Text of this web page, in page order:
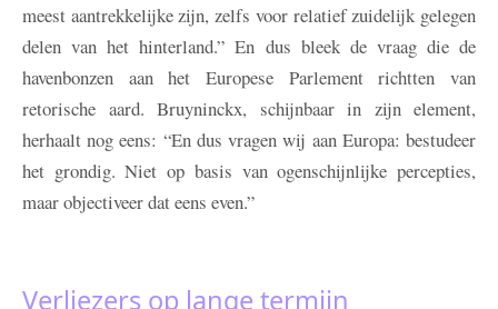
meest aantrekkelijke zijn, zelfs voor relatief zuidelijk gelegen
delen van het hinterland.” En dus bleek de vraag die de
havenbonzen aan het Europese Parlement richtten van
retorische aard. Bruyninckx, schijnbaar in zijn element,
herhaalt nog eens: “En dus vragen wij aan Europa: bestudeer
het grondig. Niet op basis van ogenschijnlijke percepties,
maar objectiveer dat eens even.”
Verliezers op lange termijn